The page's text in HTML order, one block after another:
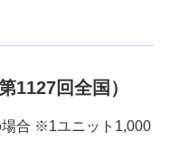
1127回全国）
場合 ※1ユニット1,000